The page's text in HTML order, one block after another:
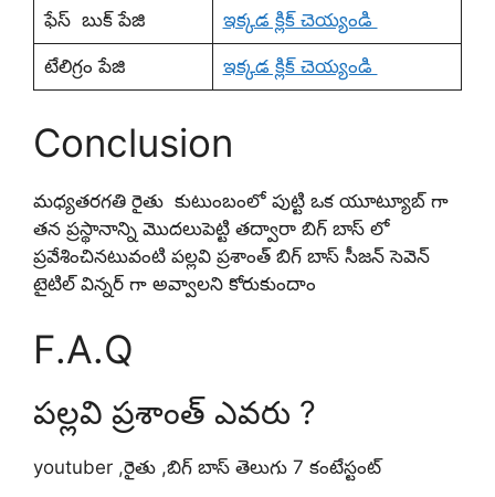
ఫేస్ బుక్ పేజి ఇక్కడ క్లిక్ చెయ్యండి
టేలిగ్రం పేజి ఇక్కడ క్లిక్ చెయ్యండి
Conclusion
మధ్యతరగతి రైతు కుటుంబంలో పుట్టి ఒక యూట్యూబ్ గా
తన ప్రస్థానాన్ని మొదలుపెట్టి తద్వారా బిగ్ బాస్ లో
ప్రవేశించినటువంటి పల్లవి ప్రశాంత్ బిగ్ బాస్ సీజన్ సెవెన్
టైటిల్ విన్నర్ గా అవ్వాలని కోరుకుందాం
F.A.Q
పల్లవి ప్రశాంత్ ఎవరు ?
youtuber ,రైతు ,బిగ్ బాస్ తెలుగు 7 కంటేస్టంట్